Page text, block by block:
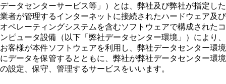
データセンターサービス等」）とは、弊社及び弊社が指定した
業者が管理するインターネットに接続されたハードウェア及び
オペレーティングシステムを含むソフトウェアで構成されたコ
ンピュータ設備（以下「弊社データセンター環境」）により、
お客様が本件ソフトウェアを利用し、弊社データセンター環境
にデータを保管するとともに、弊社が弊社データセンター環境
の設定、保守、管理するサービスをいいます。